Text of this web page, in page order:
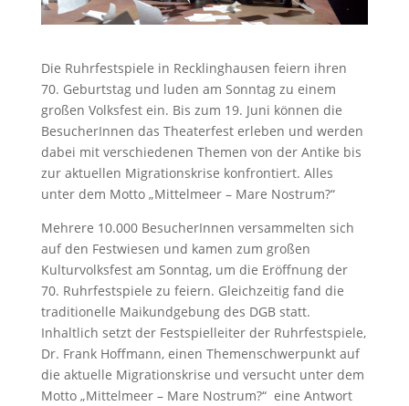
Die Ruhrfestspiele in Recklinghausen feiern ihren
70. Geburtstag und luden am Sonntag zu einem
großen Volksfest ein. Bis zum 19. Juni können die
BesucherInnen das Theaterfest erleben und werden
dabei mit verschiedenen Themen von der Antike bis
zur aktuellen Migrationskrise konfrontiert. Alles
unter dem Motto „Mittelmeer – Mare Nostrum?“
Mehrere 10.000 BesucherInnen versammelten sich
auf den Festwiesen und kamen zum großen
Kulturvolksfest am Sonntag, um die Eröffnung der
70. Ruhrfestspiele zu feiern. Gleichzeitig fand die
traditionelle Mai­kundgebung des DGB statt.
Inhaltlich setzt der Festspielleiter der Ruhrfestspiele,
Dr. Frank Hoffmann, einen Themenschwerpunkt auf
die aktuelle Migrationskrise und versucht unter dem
Motto „Mittelmeer – Mare Nostrum?“ eine Antwort